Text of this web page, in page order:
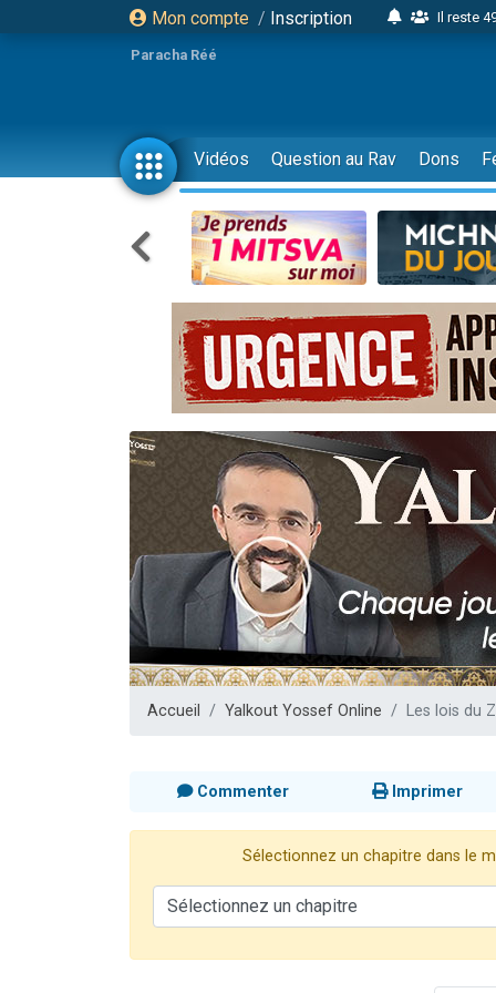
Mon compte / Inscription
Il reste
4
2
4 personnes
Il reste
Eva vient de
4 personnes
3 personnes
Odaya vient
2
13
30
Il reste
12
29
Paracha Réé
Vidéos Question au Rav Dons
Accueil Yalkout Yossef Online Les lois du
Commenter Imprimer
Sélectionnez un chapitre dans le